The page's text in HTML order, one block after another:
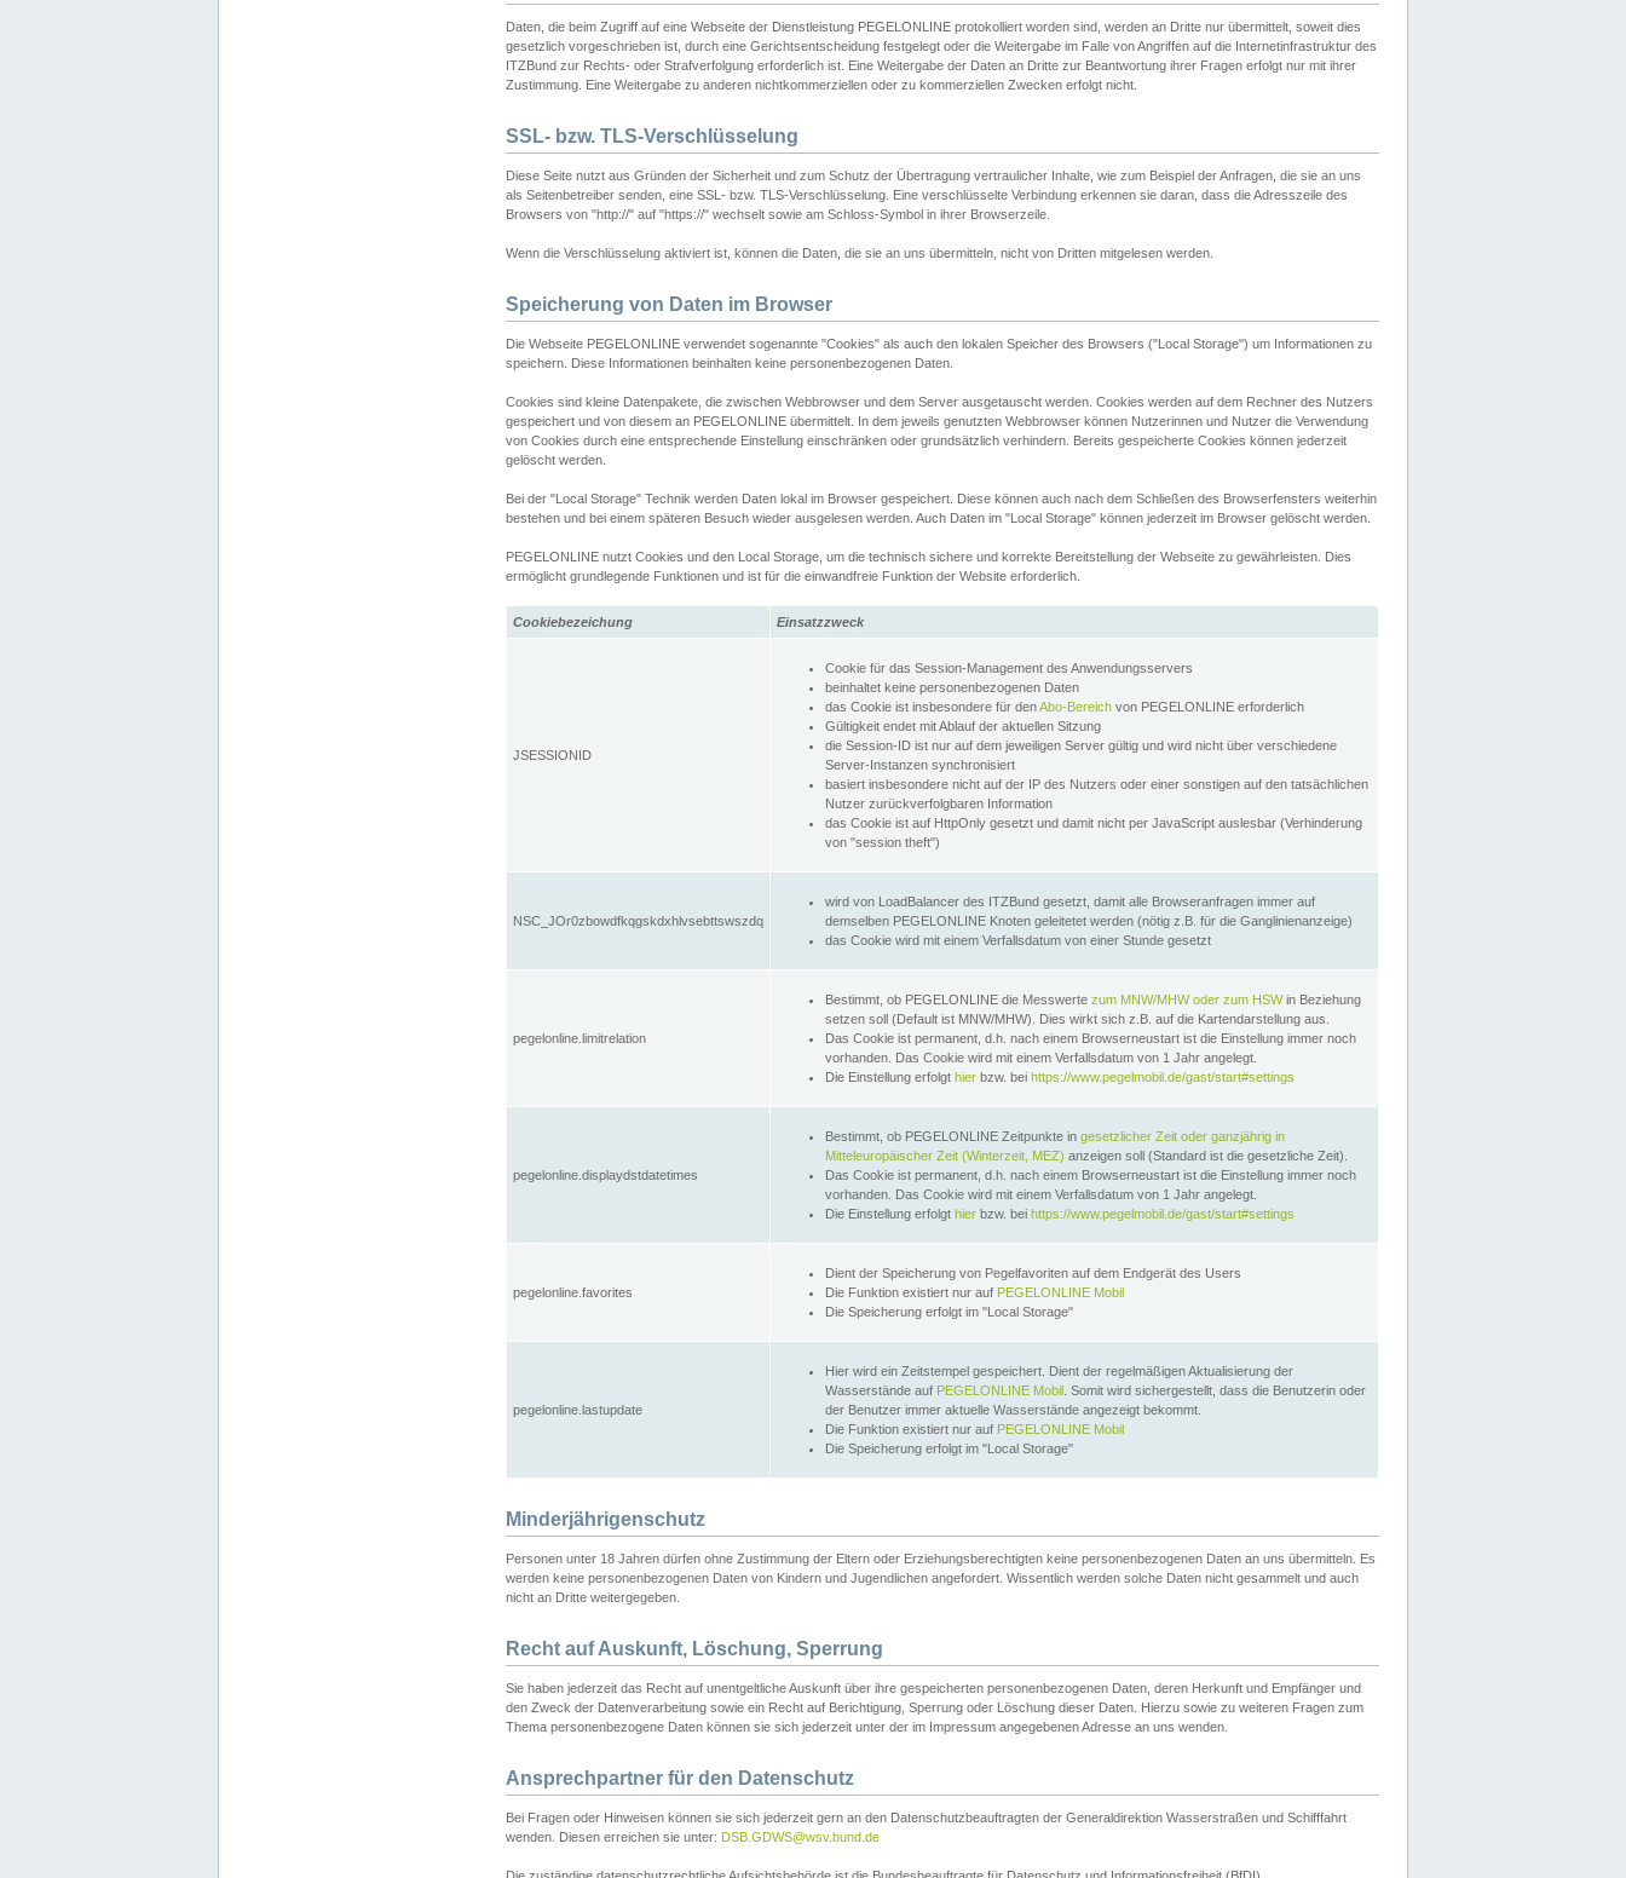
Daten, die beim Zugriff auf eine Webseite der Dienstleistung PEGELONLINE protokolliert worden sind, werden an Dritte nur übermittelt, soweit dies
gesetzlich vorgeschrieben ist, durch eine Gerichtsentscheidung festgelegt oder die Weitergabe im Falle von Angriffen auf die Internetinfrastruktur des
ITZBund zur Rechts- oder Strafverfolgung erforderlich ist. Eine Weitergabe der Daten an Dritte zur Beantwortung ihrer Fragen erfolgt nur mit ihrer
Zustimmung. Eine Weitergabe zu anderen nichtkommerziellen oder zu kommerziellen Zwecken erfolgt nicht.
SSL- bzw. TLS-Verschlüsselung
Diese Seite nutzt aus Gründen der Sicherheit und zum Schutz der Übertragung vertraulicher Inhalte, wie zum Beispiel der Anfragen, die sie an uns
als Seitenbetreiber senden, eine SSL- bzw. TLS-Verschlüsselung. Eine verschlüsselte Verbindung erkennen sie daran, dass die Adresszeile des
Browsers von "http://" auf "https://" wechselt sowie am Schloss-Symbol in ihrer Browserzeile.
Wenn die Verschlüsselung aktiviert ist, können die Daten, die sie an uns übermitteln, nicht von Dritten mitgelesen werden.
Speicherung von Daten im Browser
Die Webseite PEGELONLINE verwendet sogenannte "Cookies" als auch den lokalen Speicher des Browsers ("Local Storage") um Informationen zu
speichern. Diese Informationen beinhalten keine personenbezogenen Daten.
Cookies sind kleine Datenpakete, die zwischen Webbrowser und dem Server ausgetauscht werden. Cookies werden auf dem Rechner des Nutzers
gespeichert und von diesem an PEGELONLINE übermittelt. In dem jeweils genutzten Webbrowser können Nutzerinnen und Nutzer die Verwendung
von Cookies durch eine entsprechende Einstellung einschränken oder grundsätzlich verhindern. Bereits gespeicherte Cookies können jederzeit
gelöscht werden.
Bei der "Local Storage" Technik werden Daten lokal im Browser gespeichert. Diese können auch nach dem Schließen des Browserfensters weiterhin
bestehen und bei einem späteren Besuch wieder ausgelesen werden. Auch Daten im "Local Storage" können jederzeit im Browser gelöscht werden.
PEGELONLINE nutzt Cookies und den Local Storage, um die technisch sichere und korrekte Bereitstellung der Webseite zu gewährleisten. Dies
ermöglicht grundlegende Funktionen und ist für die einwandfreie Funktion der Website erforderlich.
Cookiebezeichung Einsatzzweck
JSESSIONID
Cookie für das Session-Management des Anwendungsservers
beinhaltet keine personenbezogenen Daten
das Cookie ist insbesondere für denAbo-Bereich von PEGELONLINE erforderlich
Gültigkeit endet mit Ablauf der aktuellen Sitzung
die Session-ID ist nur auf dem jeweiligen Server gültig und wird nicht über verschiedene
Server-Instanzen synchronisiert
basiert insbesondere nicht auf der IP des Nutzers oder einer sonstigen auf den tatsächlichen
Nutzer zurückverfolgbaren Information
das Cookie ist auf HttpOnly gesetzt und damit nicht per JavaScript auslesbar (Verhinderung
von "session theft")
NSC_JOr0zbowdfkqgskdxhlvsebttswszdq
wird von LoadBalancer des ITZBund gesetzt, damit alle Browseranfragen immer auf
demselben PEGELONLINE Knoten geleitetet werden (nötig z.B. für die Ganglinienanzeige)
das Cookie wird mit einem Verfallsdatum von einer Stunde gesetzt
pegelonline.limitrelation
Bestimmt, ob PEGELONLINE die Messwerte zum MNW/MHW oder zum HSWin Beziehung
setzen soll (Default ist MNW/MHW). Dies wirkt sich z.B. auf die Kartendarstellung aus.
Das Cookie ist permanent, d.h. nach einem Browserneustart ist die Einstellung immer noch
vorhanden. Das Cookie wird mit einem Verfallsdatum von 1 Jahr angelegt.
Die Einstellung erfolgt hier bzw. bei https://www.pegelmobil.de/gast/start#settings
pegelonline.displaydstdatetimes
Bestimmt, ob PEGELONLINE Zeitpunkte in gesetzlicher Zeit oder ganzjährig in
Mitteleuropäischer Zeit (Winterzeit, MEZ) anzeigen soll (Standard ist die gesetzliche Zeit).
Das Cookie ist permanent, d.h. nach einem Browserneustart ist die Einstellung immer noch
vorhanden. Das Cookie wird mit einem Verfallsdatum von 1 Jahr angelegt.
Die Einstellung erfolgt hier bzw. bei https://www.pegelmobil.de/gast/start#settings
pegelonline.favorites
Dient der Speicherung von Pegelfavoriten auf dem Endgerät des Users
Die Funktion existiert nur auf PEGELONLINE Mobil
Die Speicherung erfolgt im "Local Storage"
pegelonline.lastupdate
Hier wird ein Zeitstempel gespeichert. Dient der regelmäßigen Aktualisierung der
Wasserstände auf PEGELONLINE Mobil . Somit wird sichergestellt, dass die Benutzerin oder
der Benutzer immer aktuelle Wasserstände angezeigt bekommt.
Die Funktion existiert nur auf PEGELONLINE Mobil
Die Speicherung erfolgt im "Local Storage"
Minderjährigenschutz
Personen unter 18 Jahren dürfen ohne Zustimmung der Eltern oder Erziehungsberechtigten keine personenbezogenen Daten an uns übermitteln. Es
werden keine personenbezogenen Daten von Kindern und Jugendlichen angefordert. Wissentlich werden solche Daten nicht gesammelt und auch
nicht an Dritte weitergegeben.
Recht auf Auskunft, Löschung, Sperrung
Sie haben jederzeit das Recht auf unentgeltliche Auskunft über ihre gespeicherten personenbezogenen Daten, deren Herkunft und Empfänger und
den Zweck der Datenverarbeitung sowie ein Recht auf Berichtigung, Sperrung oder Löschung dieser Daten. Hierzu sowie zu weiteren Fragen zum
Thema personenbezogene Daten können sie sich jederzeit unter der im Impressum angegebenen Adresse an uns wenden.
Ansprechpartner für den Datenschutz
Bei Fragen oder Hinweisen können sie sich jederzeit gern an den Datenschutzbeauftragten der Generaldirektion Wasserstraßen und Schifffahrt
wenden. Diesen erreichen sie unter: DSB.GDWS@wsv.bund.de